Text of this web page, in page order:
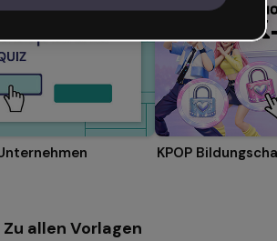
KPOP
Zu allen Vorlagen